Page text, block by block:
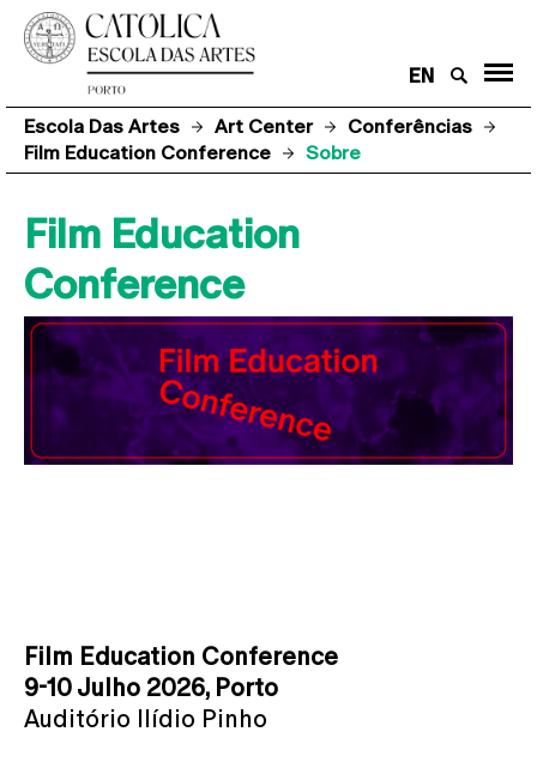
EN
Escola Das Artes Art Center
Conferências
Film Education Conference
Sobre
Film Education
Conference
Film Education Conference
9-10 Julho 2026, Porto
Auditório Ilídio Pinho